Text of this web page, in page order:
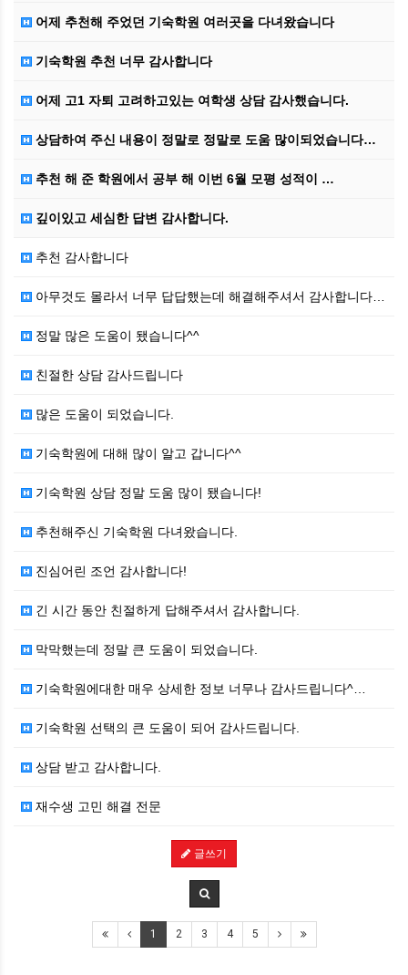
어제 추천해 주었던 기숙학원 여러곳을 다녀왔습니다
기숙학원 추천 너무 감사합니다
어제 고1 자퇴 고려하고있는 여학생 상담 감사했습니다.
상담하여 주신 내용이 정말로 정말로 도움 많이되었습니다…
추천 해 준 학원에서 공부 해 이번 6월 모평 성적이 …
깊이있고 세심한 답변 감사합니다.
추천 감사합니다
아무것도 몰라서 너무 답답했는데 해결해주셔서 감사합니다…
정말 많은 도움이 됐습니다^^
친절한 상담 감사드립니다
많은 도움이 되었습니다.
기숙학원에 대해 많이 알고 갑니다^^
기숙학원 상담 정말 도움 많이 됐습니다!
추천해주신 기숙학원 다녀왔습니다.
진심어린 조언 감사합니다!
긴 시간 동안 친절하게 답해주셔서 감사합니다.
막막했는데 정말 큰 도움이 되었습니다.
기숙학원에대한 매우 상세한 정보 너무나 감사드립니다^…
기숙학원 선택의 큰 도움이 되어 감사드립니다.
상담 받고 감사합니다.
재수생 고민 해결 전문
글쓰기
1 2 3 4 5